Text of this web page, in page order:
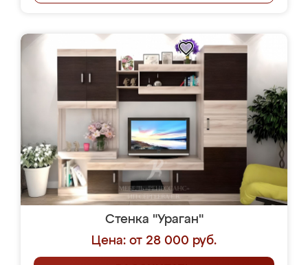
Стенка "Ураган"
Цена: от 28 000 руб.